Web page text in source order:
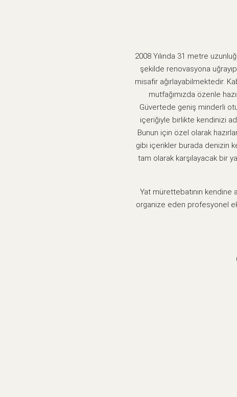
2008 Yılında 31 metre
şekilde renovasyona
misafir ağırlayabilmektedir.
mutfağımızda özenle
Güvertede geniş minderli
içeriğiyle birlikte kendinizi
Bunun için özel olarak
gibi içerikler burada denizin
tam olarak karşılayacak bir
Yat mürettebatının
organize eden profesyonel